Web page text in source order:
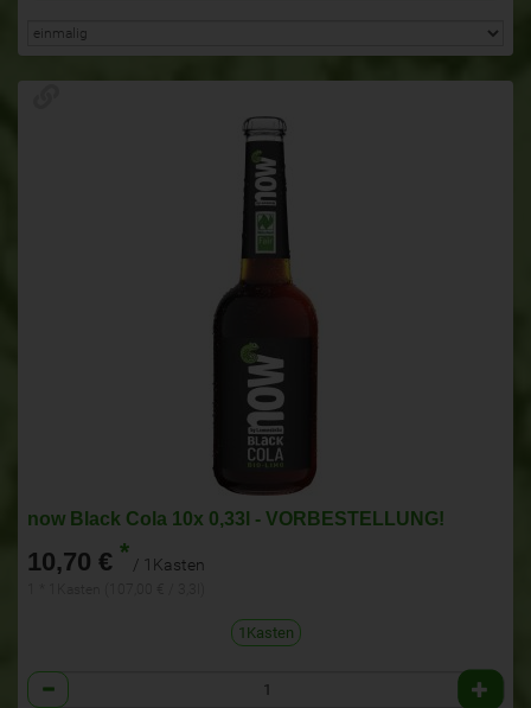
now Black Cola 10x 0,33l - VORBESTELLUNG!
10,70 € * / 1Kasten
1Kasten
Anzahl